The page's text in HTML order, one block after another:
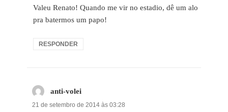
Valeu Renato! Quando me vir no estadio, dê um alo
pra batermos um papo!
RESPONDER
anti-voleidisse:
21 de setembro de 2014 às 03:28